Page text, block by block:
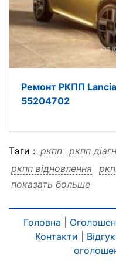
Ремонт РКПП Lancia
55204702
Тэги : ркпп ркпп
ркпп відновлення
ркпп Selespeed ркпп
ркпп BVMP варіаторів
ркпп BVMP акпп
ркпп BVMP Selespeed
показать больше
Головна
Контакти